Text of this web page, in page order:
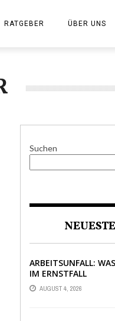
RATGEBER ÜBER UNS
Suchen
ARBEITSUNFALL: WAS
IM ERNSTFALL
WIRKLICH ZÄHLT
AUGUST 4, 2026